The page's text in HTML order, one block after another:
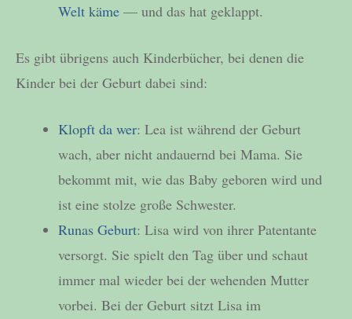
Welt käme — und das hat geklappt.
Es gibt übrigens auch Kinderbücher, bei denen die
Kinder bei der Geburt dabei sind:
Klopft da wer: Lea ist während der Geburt
wach, aber nicht andauernd bei Mama. Sie
bekommt mit, wie das Baby geboren wird und
ist eine stolze große Schwester.
Runas Geburt: Lisa wird von ihrer Patentante
versorgt. Sie spielt den Tag über und schaut
immer mal wieder bei der wehenden Mutter
vorbei. Bei der Geburt sitzt Lisa im